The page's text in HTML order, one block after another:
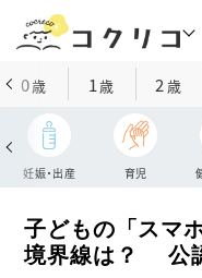
0歳 1歳 2 歳
妊娠・出産 育児
子どもの「スマ
境界線は？ 公